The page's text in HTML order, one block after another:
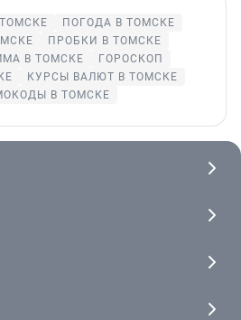
ПОГОДА В ТОМСКЕ
ПРОБКИ В ТОМСКЕ
В ТОМСКЕ
ГОРОСКОП
КУРСЫ ВАЛЮТ В ТОМСКЕ
В ТОМСКЕ